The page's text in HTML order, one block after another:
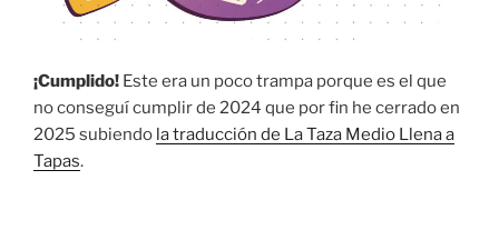
¡Cumplido! Este era un poco trampa porque es el que
no conseguí cumplir de 2024 que por fin he cerrado en
2025 subiendo la traducción de La Taza Medio Llena a
Tapas.